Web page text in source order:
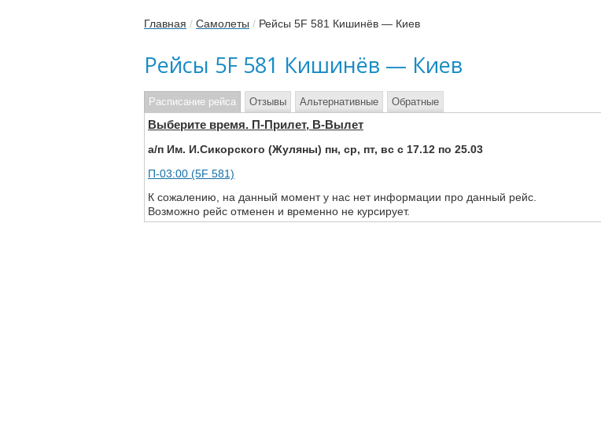
Главная / Самолеты / Рейсы 5F 581 Кишинёв — Киев
Рейсы 5F 581 Кишинёв — Киев
Расписание рейса
Выберите время. П-Прилет, В-Вылет
а/п Им. И.Сикорского (Жуляны) пн, ср, пт, вс с 17.12 по 25.03
П-03:00 (5F 581)
К сожалению, на данный момент у нас нет информации про данный рейс.
Возможно рейс отменен и временно не курсирует.
Отзывы Альтернативные Обратные